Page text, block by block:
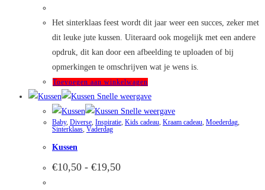
Het sinterklaas feest wordt dit jaar weer een succes, zeker met
dit leuke jute kussen. Uiteraard ook mogelijk met een andere
opdruk, dit kan door een afbeelding te uploaden of bij
opmerkingen te omschrijven wat je wens is.
Toevoegen aan winkelwagen
Snelle weergave
Snelle weergave
Baby, Diverse, Inspiratie, Kids cadeau, Kraam cadeau, Moederdag,
Sinterklaas, Vaderdag
Kussen
€10,50 - €19,50Prijsklasse: